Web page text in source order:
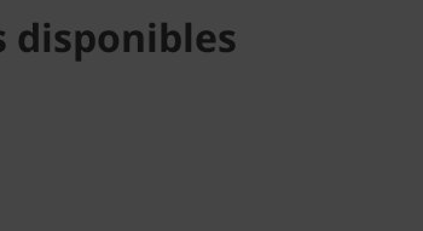
disponibles